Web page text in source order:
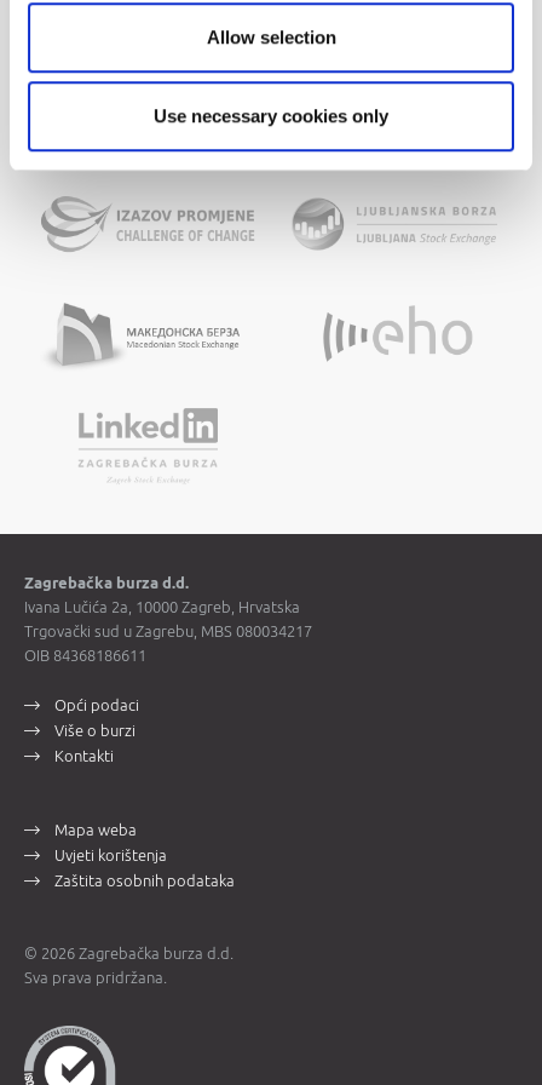
Allow selection
Use necessary cookies only
Zagrebačka burza d.d.
Ivana Lučića 2a, 10000 Zagreb, Hrvatska
Trgovački sud u Zagrebu, MBS 080034217
OIB 84368186611
Opći podaci
Više o burzi
Kontakti
Mapa weba
Uvjeti korištenja
Zaštita osobnih podataka
© 2026 Zagrebačka burza d.d.
Sva prava pridržana.